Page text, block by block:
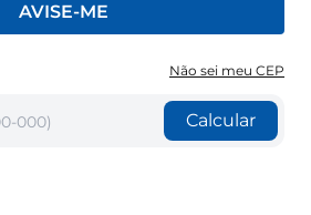
AVISE-ME
Não sei meu CEP
Calcular